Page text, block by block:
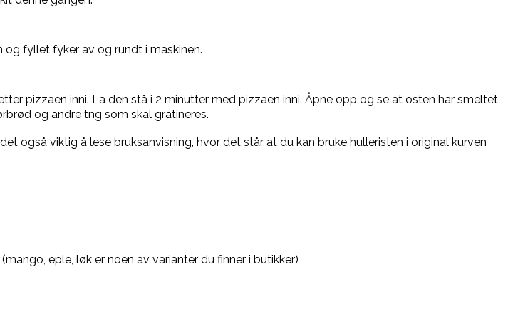
fyllet fyker av og rundt i maskinen.
pizzaen inni. La den stå i 2 minutter med pizzaen inni. Åpne opp og se at osten har smeltet
og andre tng som skal gratineres.
også viktig å lese bruksanvisning, hvor det står at du kan bruke hulleristen i original kurven
eple, løk er noen av varianter du finner i butikker)